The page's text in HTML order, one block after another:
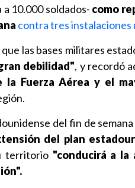
10.000 soldados- como
contra tres instalaciones
las bases militares
debilidad", y recordó
la Fuerza Aérea y el
del fin de
del plan
territorio "conducirá a la